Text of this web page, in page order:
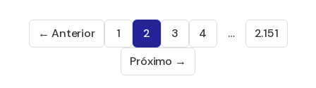
← Anterior 1 2 3 4 …
2.151
Próximo →